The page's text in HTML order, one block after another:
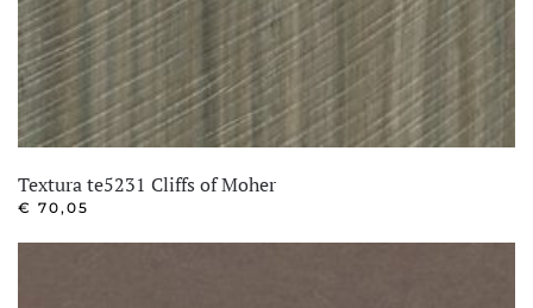
Textura te5231 Cliffs of Moher
€ 70,05